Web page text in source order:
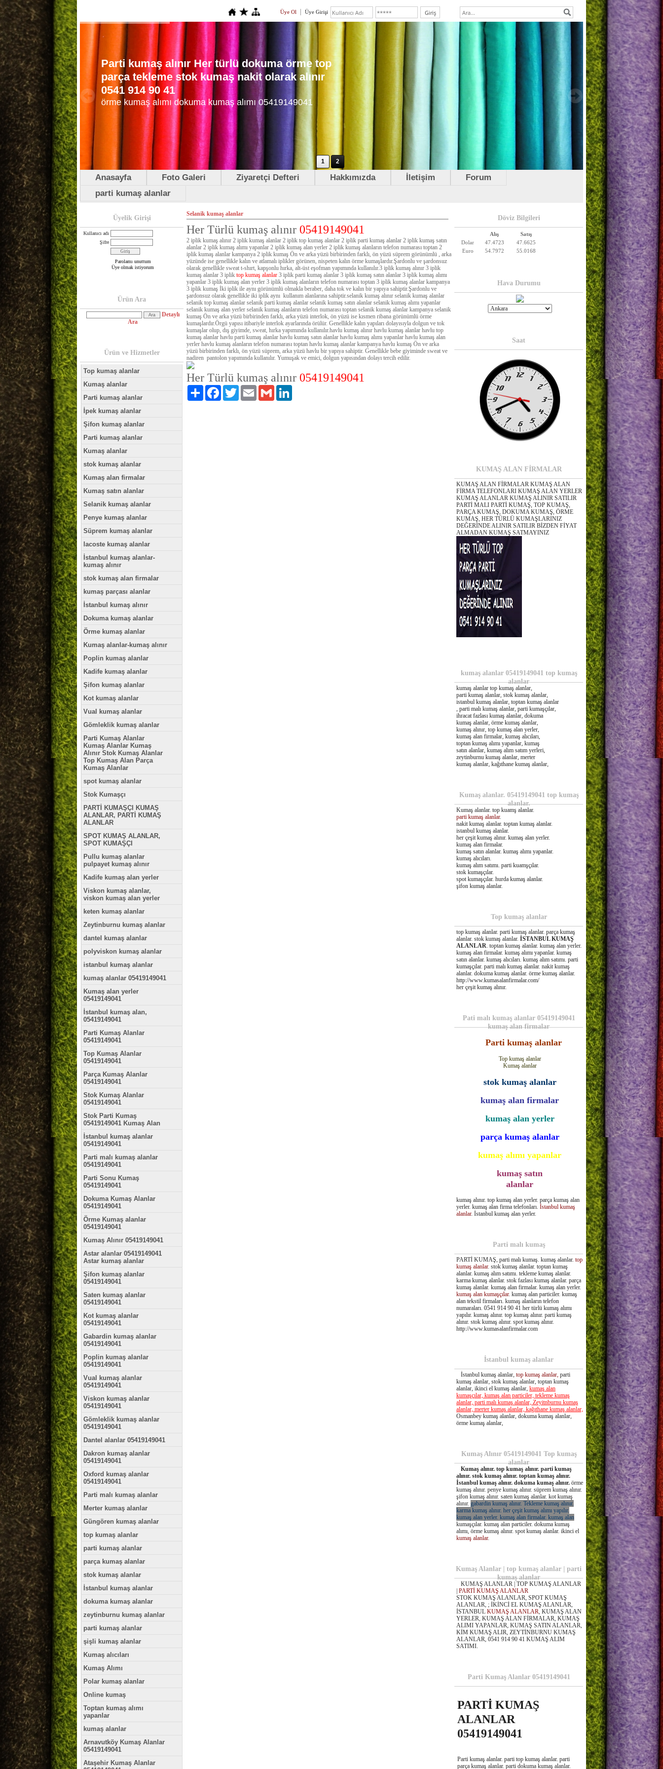
Üye Ol Üye Girişi
Parti kumaş alınır Her türlü dokuma örme top
parça tekleme stok kumaş nakit olarak alınır
0541 914 90 41
örme kumaş alımı dokuma kumaş alımı 05419149041
1 2
Anasayfa Foto Galeri Ziyaretçi Defteri Hakkımızda İletişim
Forum
parti kumaş alanlar
Üyelik Girişi
Kullanıcı adı
Şifre
Parolamı unuttum
Üye olmak istiyorum
Ürün Ara
Detaylı
Ara
Ürün ve Hizmetler
Top kumaş alanlar
Kumaş alanlar
Parti kumaş alanlar
İpek kumaş alanlar
Şifon kumaş alanlar
Parti kumaş alanlar
Kumaş alanlar
stok kumaş alanlar
Kumaş alan firmalar
Kumaş satın alanlar
Selanik kumaş alanlar
Penye kumaş alanlar
Süprem kumaş alanlar
lacoste kumaş alanlar
İstanbul kumaş alanlar-
kumaş alınır
stok kumaş alan firmalar
kumaş parçası alanlar
İstanbul kumaş alınır
Dokuma kumaş alanlar
Örme kumaş alanlar
Kumaş alanlar-kumaş alınır
Poplin kumaş alanlar
Kadife kumaş alanlar
Şifon kumaş alanlar
Kot kumaş alanlar
Vual kumaş alanlar
Gömleklik kumaş alanlar
Parti Kumaş Alanlar
Kumaş Alanlar Kumaş
Alınır Stok Kumaş Alanlar
Top Kumaş Alan Parça
Kumaş Alanlar
spot kumaş alanlar
Stok Kumaşçı
PARTİ KUMAŞÇI KUMAŞ
ALANLAR, PARTİ KUMAŞ
ALANLAR
SPOT KUMAŞ ALANLAR,
SPOT KUMAŞÇI
Pullu kumaş alanlar
pulpayet kumaş alınır
Kadife kumaş alan yerler
Viskon kumaş alanlar,
viskon kumaş alan yerler
keten kumaş alanlar
Zeytinburnu kumaş alanlar
dantel kumaş alanlar
polyviskon kumaş alanlar
istanbul kumaş alanlar
kumaş alanlar 05419149041
Kumaş alan yerler
05419149041
İstanbul kumaş alan,
05419149041
Parti Kumaş Alanlar
05419149041
Top Kumaş Alanlar
05419149041
Parça Kumaş Alanlar
05419149041
Stok Kumaş Alanlar
05419149041
Stok Parti Kumaş
05419149041 Kumaş Alan
İstanbul kumaş alanlar
05419149041
Parti malı kumaş alanlar
05419149041
Parti Sonu Kumaş
05419149041
Dokuma Kumaş Alanlar
05419149041
Örme Kumaş alanlar
05419149041
Kumaş Alınır 05419149041
Astar alanlar 05419149041
Astar kumaş alanlar
Şifon kumaş alanlar
05419149041
Saten kumaş alanlar
05419149041
Kot kumaş alanlar
05419149041
Gabardin kumaş alanlar
05419149041
Poplin kumaş alanlar
05419149041
Vual kumaş alanlar
05419149041
Viskon kumaş alanlar
05419149041
Gömleklik kumaş alanlar
05419149041
Dantel alanlar 05419149041
Dakron kumaş alanlar
05419149041
Oxford kumaş alanlar
05419149041
Parti malı kumaş alanlar
Merter kumaş alanlar
Güngören kumaş alanlar
top kumaş alanlar
parti kumaş alanlar
parça kumaş alanlar
stok kumaş alanlar
İstanbul kumaş alanlar
dokuma kumaş alanlar
zeytinburnu kumaş alanlar
parti kumaş alanlar
şişli kumaş alanlar
Kumaş alıcıları
Kumaş Alımı
Polar kumaş alanlar
Online kumaş
Toptan kumaş alımı
yapanlar
kumaş alanlar
Arnavutköy Kumaş Alanlar
05419149041
Ataşehir Kumaş Alanlar
Selanik kumaş alanlar
Her Türlü kumaş alınır 05419149041
2 iplik kumaş alınır 2 iplik kumaş alanlar 2 iplik top kumaş alanlar 2 iplik parti kumaş alanlar 2 iplik kumaş satın
alanlar 2 iplik kumaş alımı yapanlar 2 iplik kumaş alan yerler 2 iplik kumaş alanların telefon numarası toptan 2
iplik kumaş alanlar kampanya 2 iplik kumaş Ön ve arka yüzü birbirinden farklı, ön yüzü süprem görünümlü , arka
yüzünde ise genellikle kalın ve atlamalı iplikler görünen, nispeten kalın örme kumaşlardır.Şardonlu ve şardonsuz
olarak genellikle sweat t-shırt, kapşonlu hırka, alt-üst eşofman yapımında kullanılır.3 iplik kumaş alınır 3 iplik
kumaş alanlar 3 iplik top kumaş alanlar 3 iplik parti kumaş alanlar 3 iplik kumaş satın alanlar 3 iplik kumaş alımı
yapanlar 3 iplik kumaş alan yerler 3 iplik kumaş alanların telefon numarası toptan 3 iplik kumaş alanlar kampanya
3 iplik kumaş İki iplik ile aynı görünümlü olmakla beraber, daha tok ve kalın bir yapıya sahiptir.Şardonlu ve
şardonsuz olarak genellikle iki iplik aynı kullanım alanlarına sahiptir.selanik kumaş alınır selanik kumaş alanlar
selanik top kumaş alanlar selanik parti kumaş alanlar selanik kumaş satın alanlar selanik kumaş alımı yapanlar
selanik kumaş alan yerler selanik kumaş alanların telefon numarası toptan selanik kumaş alanlar kampanya selanik
kumaş Ön ve arka yüzü birbirinden farklı, arka yüzü interlok, ön yüzü ise kısmen ribana görünümlü örme
kumaşlardır.Örgü yapısı itibariyle interlok ayarlarında örülür. Genellikle kalın yapıları dolayısıyla dolgun ve tok
kumaşlar olup, dış giyimde, sweat, hırka yapımında kullanılır.havlu kumaş alınır havlu kumaş alanlar havlu top
kumaş alanlar havlu parti kumaş alanlar havlu kumaş satın alanlar havlu kumaş alımı yapanlar havlu kumaş alan
yerler havlu kumaş alanların telefon numarası toptan havlu kumaş alanlar kampanya havlu kumaş Ön ve arka
yüzü birbirinden farklı, ön yüzü süprem, arka yüzü havlu bir yapıya sahiptir. Genellikle bebe giyiminde sweat ve
nadiren pantolon yapımında kullanılır. Yumuşak ve emici, dolgun yapısından dolayı tercih edilir.
Her Türlü kumaş alınır 05419149041
Paylaş FacebookTwitter Email Gmail
Döviz Bilgileri
Alış
Satış
Dolar
47.4723
47.6625
Euro
54.7972 55.0168
Hava Durumu
Saat
KUMAŞ ALAN FİRMALAR
KUMAŞ ALAN FİRMALAR KUMAŞ ALAN
FİRMA TELEFONLARI KUMAŞ ALAN YERLER
KUMAŞ ALANLAR KUMAŞ ALINIR SATILIR
PARTİ MALI PARTİ KUMAŞ, TOP KUMAŞ,
PARÇA KUMAŞ, DOKUMA KUMAŞ, ÖRME
KUMAŞ, HER TÜRLÜ KUMAŞLARINIZ
DEĞERİNDE ALINIR SATILIR BİZDEN FİYAT
ALMADAN KUMAŞ SATMAYINIZ
kumaş alanlar 05419149041 top kumaş
alanlar
kumaş alanlar top kumaş alanlar,
parti kumaş alanlar, stok kumaş alanlar,
istanbul kumaş alanlar, toptan kumaş alanlar
, parti malı kumaş alanlar, parti kumaşçılar,
ihracat fazlası kumaş alanlar, dokuma
kumaş alanlar, örme kumaş alanlar,
kumaş alınır, top kumaş alan yerler,
kumaş alan firmalar, kumaş alıcıları,
toptan kumaş alımı yapanlar, kumaş
satın alanlar, kumaş alım satım yerleri,
zeytinburnu kumaş alanlar, merter
kumaş alanlar, kağıthane kumaş alanlar,
Kumaş alanlar. 05419149041 top kumaş
alanlar.
Kumaş alanlar. top kuamş alanlar.
parti kumaş alanlar.
nakit kumaş alanlar. toptan kumaş alanlar.
istanbul kumaş alanlar.
her çeşit kumaş alınır. kumaş alan yerler.
kumaş alan firmalar.
kumaş satın alanlar. kumaş alımı yapanlar.
kumaş alıcıları.
kumaş alım satımı. parti kuamşçılar.
stok kumaşçılar.
spot kumaşçılar. hurda kumaş alanlar.
şifon kumaş alanlar.
Top kumaş alanlar
top kumaş alanlar. parti kumaş alanlar. parça kumaş
alanlar. stok kumaş alanlar. İSTANBUL KUMAŞ
ALANLAR. toptan kumaş alanlar. kumaş alan yerler.
kumaş alan firmalar. kumaş alımı yapanlar. kumaş
satın alanlar. kumaş alıcıları. kumaş alım satımı. parti
kumaşçılar. parti malı kumaş alanlar. nakit kumaş
alanlar. dokuma kumaş alanlar. örme kumaş alanlar.
http://www.kumasalanfirmalar.com/
her çeşit kumaş alınır.
Pati malı kumaş alanlar 05419149041
kumaş alan firmalar
Parti kumaş alanlar
Top kumaş alanlar
Kumaş alanlar
stok kumaş alanlar
kumaş alan firmalar
kumaş alan yerler
parça kumaş alanlar
kumaş alımı yapanlar
kumaş satın
alanlar
kumaş alınır. top kumaş alan yerler. parça kumaş alan
yerler. kumaş alan firma telefonları. İstanbul kumaş
alanlar. İstanbul kumaş alan yerler.
Parti malı kumaş
PARTİ KUMAŞ, parti malı kumaş. kumaş alanlar. top
kumaş alanlar. stok kumaş alanlar. toptan kumaş
alanlar. kumaş alım satımı. tekleme kumaş alanlar.
karma kumaş alanlar. stok fazlası kumaş alanlar. parça
kumaş alanlar. kumaş alan firmalar. kumaş alan yerler.
kumaş alan kumaşçılar. kumaş alan particiler. kumaş
alan tekstil firmaları. kumaş alanların telefon
numaraları. 0541 914 90 41 her türlü kumaş alımı
yapılır. kumaş alınır. top kumaş alınır. parti kumaş
alınır. stok kumaş alınır. spot kumaş alınır.
http://www.kumasalanfirmalar.com
İstanbul kumaş alanlar
İstanbul kumaş alanlar, top kumaş alanlar, parti
kumaş alanlar, stok kumaş alanlar, toptan kumaş
alanlar, ikinci el kumaş alanlar, kumaş alan
kumaşçılar, kumaş alan particiler, tekleme kumaş
alanlar, parti malı kumaş alanlar, Zeyitnburnu kumaş
alanlar, merter kumaş alanlar, kağıthane kumaş alanlar,
Osmanbey kumaş alanlar, dokuma kumaş alanlar,
örme kumaş alanlar,
Kumaş Alınır 05419149041 Top kumaş
alanlar
Kumaş alınır. top kumaş alınır. parti kumaş
alınır. stok kumaş alınır. toptan kumaş alınır.
İstanbul kumaş alınır. dokuma kumaş alınır. örme
kumaş alınır. penye kumaş alınır. süprem kumaş alınır.
şifon kumaş alınır. saten kumaş alanlar. kot kumaş
alınır. gabardin kumaş alınır. Tekleme kumaş alınır.
karma kumaş alınır. her çeşit kumaş alımı yapılır.
kumaş alan yerler. kumaş alan firmalar. kumaş alan
kumaşçılar. kumaş alan particiler. dokuma kumaş
alımı, örme kumaş alınır. spot kumaş alanlar. ikinci el
kumaş alanlar.
Kumaş Alanlar | top kumaş alanlar | parti
kumaş alanlar
KUMAŞ ALANLAR | TOP KUMAŞ ALANLAR
PARTİ KUMAŞ ALANLAR
STOK KUMAŞ ALANLAR, SPOT KUMAŞ
ALANLAR, ; İKİNCİ EL KUMAŞ ALANLAR,
İSTANBUL KUMAŞ ALANLAR, KUMAŞ ALAN
YERLER, KUMAŞ ALAN FİRMALAR, KUMAŞ
ALIMI YAPANLAR, KUMAŞ SATIN ALANLAR,
KİM KUMAŞ ALIR, ZEYTİNBURNU KUMAŞ
ALANLAR, 0541 914 90 41 KUMAŞ ALIM
SATIMI.
Parti Kumaş Alanlar 05419149041
PARTİ KUMAŞ
ALANLAR
05419149041
Parti kumaş alanlar. parti top kumaş alanlar. parti
parça kumaş alanlar. parti dokuma kumaş alanlar.